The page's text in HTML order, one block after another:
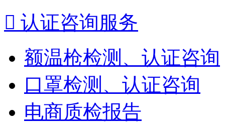
 认证咨询服务
额温枪检测、认证咨询
口罩检测、认证咨询
电商质检报告